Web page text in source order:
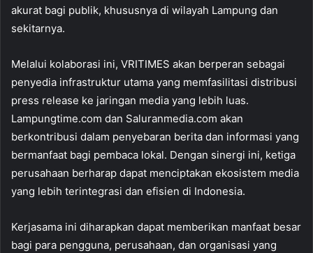
akurat bagi publik, khususnya di wilayah Lampung dan
sekitarnya.
Melalui kolaborasi ini, VRITIMES akan berperan sebagai
penyedia infrastruktur utama yang memfasilitasi distribusi
press release ke jaringan media yang lebih luas.
Lampungtime.com dan Saluranmedia.com akan
berkontribusi dalam penyebaran berita dan informasi yang
bermanfaat bagi pembaca lokal. Dengan sinergi ini, ketiga
perusahaan berharap dapat menciptakan ekosistem media
yang lebih terintegrasi dan efisien di Indonesia.
Kerjasama ini diharapkan dapat memberikan manfaat besar
bagi para pengguna, perusahaan, dan organisasi yang